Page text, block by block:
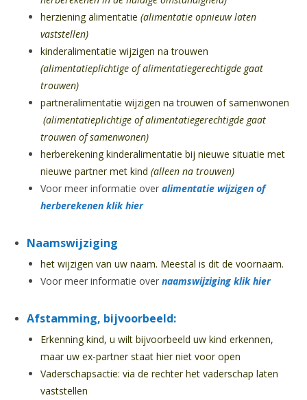
herziening alimentatie (alimentatie opnieuw laten
vaststellen)
kinderalimentatie wijzigen na trouwen
(alimentatieplichtige of alimentatiegerechtigde gaat
trouwen)
partneralimentatie wijzigen na trouwen of samenwonen
(alimentatieplichtige of alimentatiegerechtigde gaat
trouwen of samenwonen)
herberekening kinderalimentatie bij nieuwe situatie met
nieuwe partner met kind (alleen na trouwen)
Voor meer informatie over alimentatie wijzigen of
herberekenen klik hier
Naamswijziging
het wijzigen van uw naam. Meestal is dit de voornaam.
Voor meer informatie overnaamswijziging klik hier
Afstamming, bijvoorbeeld:
Erkenning kind, u wilt bijvoorbeeld uw kind erkennen,
maar uw ex-partner staat hier niet voor open
Vaderschapsactie: via de rechter het vaderschap laten
vaststellen